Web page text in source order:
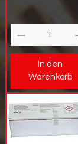
In den
Warenkorb